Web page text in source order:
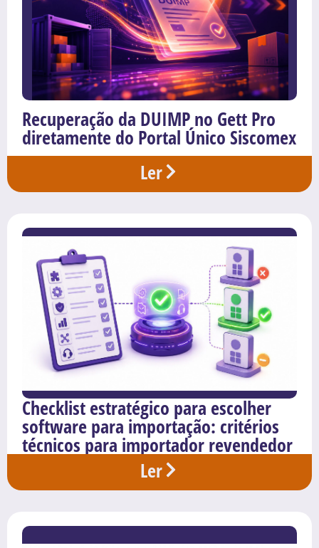
Recuperação da DUIMP no Gett Pro
diretamente do Portal Único Siscomex
Ler
Checklist estratégico para escolher
software para importação: critérios
técnicos para importador revendedor
Ler